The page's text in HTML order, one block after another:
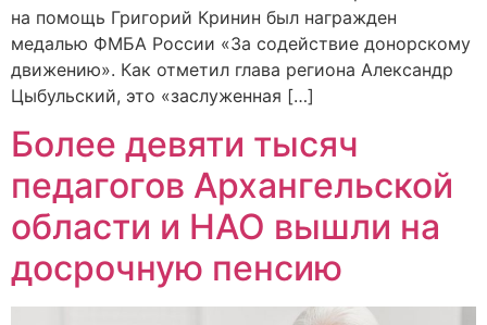
на помощь Григорий Кринин был награжден
медалью ФМБА России «За содействие донорскому
движению». Как отметил глава региона Александр
Цыбульский, это «заслуженная […]
Более девяти тысяч
педагогов Архангельской
области и НАО вышли на
досрочную пенсию